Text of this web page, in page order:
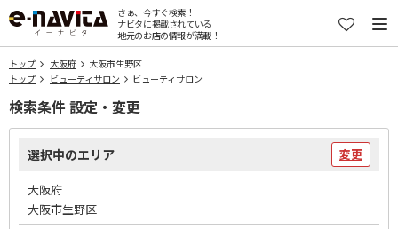
さぁ、今すぐ検索！
ナビタに掲載されている
地元のお店の情報が満載！
トップ 大阪府
大阪市生野区
トップ
ビューティサロン ビューティサロン
検索条件 設定・変更
選択中のエリア 変更
大阪府
大阪市生野区